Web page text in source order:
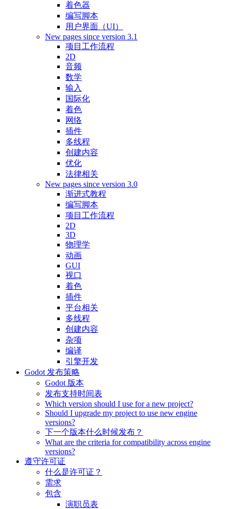
着色器
编写脚本
用户界面（UI）
New pages since version 3.1
项目工作流程
2D
音频
数学
输入
国际化
着色
网络
插件
多线程
创建内容
优化
法律相关
New pages since version 3.0
渐进式教程
编写脚本
项目工作流程
2D
3D
物理学
动画
GUI
视口
着色
插件
平台相关
多线程
创建内容
杂项
编译
引擎开发
Godot 发布策略
Godot 版本
发布支持时间表
Which version should I use for a new project?
Should I upgrade my project to use new engine
versions?
下一个版本什么时候发布？
What are the criteria for compatibility across engine
versions?
遵守许可证
什么是许可证？
需求
包含
演职员表